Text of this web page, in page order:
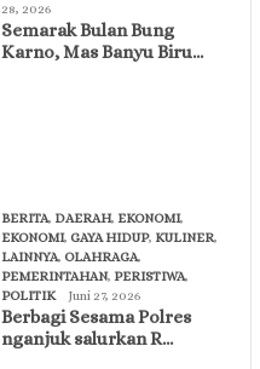
28, 2026
Semarak Bulan Bung
Karno, Mas Banyu Biru…
BERITA, DAERAH, EKONOMI,
EKONOMI, GAYA HIDUP, KULINER,
LAINNYA, OLAHRAGA,
PEMERINTAHAN, PERISTIWA,
POLITIK
Juni 27, 2026
Berbagi Sesama Polres
nganjuk salurkan R…